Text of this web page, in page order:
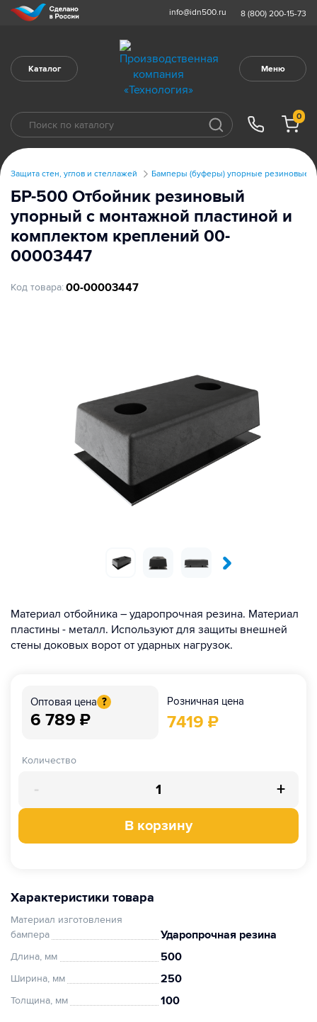
info@idn500.ru 8 (800) 200-15-73
Каталог Меню
0
Защита стен, углов и стеллажей Бамперы (буферы) упорные резиновые
БР-500 Отбойник резиновый
упорный с монтажной пластиной и
комплектом креплений 00-
00003447
Код товара: 00-00003447
Материал отбойника – ударопрочная резина. Материал
пластины - металл. Используют для защиты внешней
стены доковых ворот от ударных нагрузок.
Оптовая цена ?
6 789 ₽
Розничная цена
7419 ₽
Количество
- +
В корзину
Характеристики товара
Материал изготовления
бампера
Ударопрочная резина
Длина, мм 500
Ширина, мм 250
Толщина, мм 100